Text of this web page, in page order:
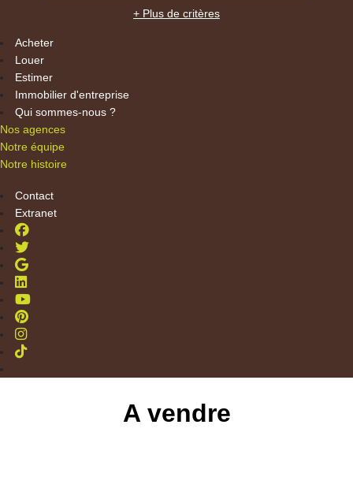
+ Plus de critères
Acheter
Louer
Estimer
Immobilier d'entreprise
Qui sommes-nous ?
Nos agences
Notre équipe
Notre histoire
Contact
Extranet
A vendre